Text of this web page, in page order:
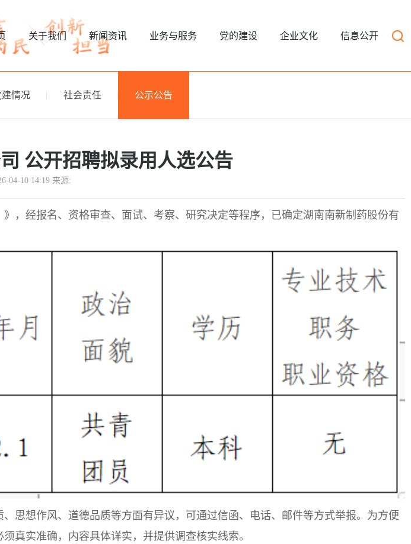
关于我们 新闻资讯 业务与服务 党的建设 企业文化 信息公开
建情况 社会责任 公示公告
公开招聘拟录用人选公告
04-10 14:19 来源:
，经报名、资格审查、面试、考察、研究决定等程序，已确定湖南南新制药股份有
思想作风、道德品质等方面有异议，可通过信函、电话、邮件等方式举报。为方便
真实准确，内容具体详实，并提供调查核实线索。